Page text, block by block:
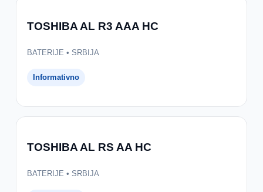
TOSHIBA AL R3 AAA HC
BATERIJE • SRBIJA
Informativno
TOSHIBA AL RS AA HC
BATERIJE • SRBIJA